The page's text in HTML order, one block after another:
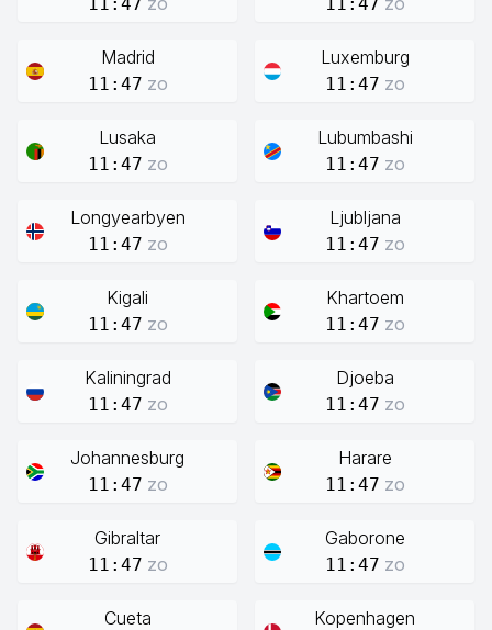
Madrid
11:47 zo
Luxemburg
11:47 zo
Lusaka
11:47 zo
Lubumbashi
11:47 zo
Longyearbyen
11:47 zo
Ljubljana
11:47 zo
Kigali
11:47 zo
Khartoem
11:47 zo
Kaliningrad
11:47 zo
Djoeba
11:47 zo
Johannesburg
11:47 zo
Harare
11:47 zo
Gibraltar
11:47 zo
Gaborone
11:47 zo
Cueta Kopenhagen